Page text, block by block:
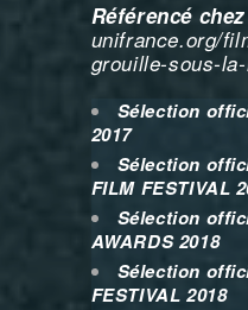
Référencé
unifrance.org/
grouille-sous-
Sélection
2017
Sélection
FILM FESTIVAL
Sélection
AWARDS 2018
Sélection
FESTIVAL 2018